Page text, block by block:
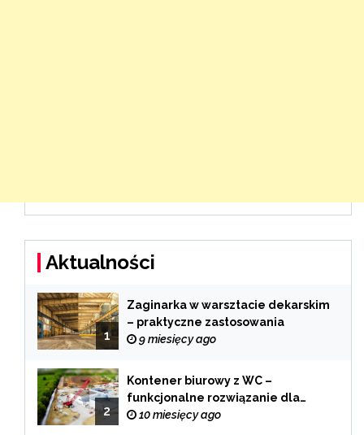
Aktualności
1
Zaginarka w warsztacie dekarskim
– praktyczne zastosowania
9 miesięcy ago
2
Kontener biurowy z WC –
funkcjonalne rozwiązanie dla
każdej branży
10 miesięcy ago